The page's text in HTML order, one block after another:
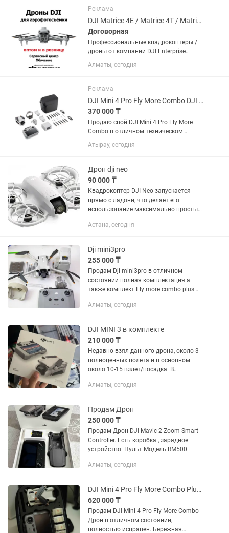
Реклама
DJI Matrice 4E / Matrice 4T / Matrice 400 / Mavic 3 Thermal / Mavic 3 Multi
Договорная
Профессиональные квадрокоптеры /
дроны от компании DJI Enterprise
Обучение и внедрение решений
Авторизованный сервис центр
Алматы, сегодня
Реклама
DJI Mini 4 Pro Fly More Combo DJI RC 2 3 аккумулятора 256 ГБ
370 000 ₸
Продаю свой DJI Mini 4 Pro Fly More
Combo в отличном техническом
состоянии. ✔ DJI RC 2 (пульт со
встроенным экраном) ✔ 3
Зарядный хаб ✔ Оригинальная сумка
DJI ✔ Карта...
Атырау, сегодня
Дрон dji neo
90 000 ₸
Квадрокоптер DJI Neo запускается
прямо с ладони, что делает его
использование максимально простым,
управлять устройством в полевых
для...
Астана, сегодня
Dji mini3pro
255 000 ₸
Продам Dji mini3pro в отличном
состоянии полная комплектация а
также комплект Fly more combo plus
так же в подарок комплект nd
коробки...
Алматы, сегодня
DJI MINI 3 в комплекте
210 000 ₸
Недавно взял данного дрона, около 3
полноценных полета и в основном
около 10-15 взлет/посадка. В
батарея, флеш карта и пульт. Покупал
Алматы, сегодня
Продам Дрон
250 000 ₸
Продам Дрон DJI Mavic 2 Zoom Smart
Controller. Есть коробка , зарядное
устройство. Пульт Модель RM500.
Алматы, сегодня
DJI Mini 4 Pro Fly More Combo Plus (DJI RC 2)
620 000 ₸
Продам DJI Mini 4 Pro Fly More Combo
Дрон в отличном состоянии,
полностью исправен. Бережная